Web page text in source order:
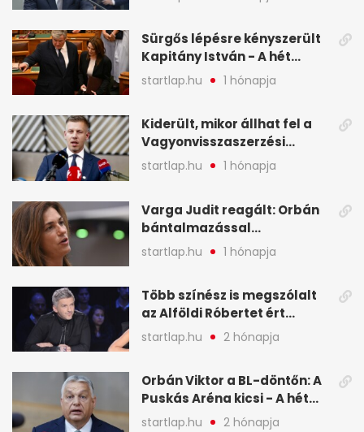
legfontosabb hírei
Sürgős lépésre kényszerült
Kapitány István - A hét
legfontosabb hírei
képekben
startlap.hu 1 hónapja
Kiderült, mikor állhat fel a
Vagyonvisszaszerzési
Hivatal - A hét legfontosabb
hírei képekben
startlap.hu 1 hónapja
Varga Judit reagált: Orbán
bántalmazással
kapcsolatban emlegette - A
hét legfontosabb hírei
startlap.hu 1 hónapja
Több színész is megszólalt
az Alföldi Róbertet ért
vádakról - A hét
legfontosabb hírei
startlap.hu 2 hónapja
Orbán Viktor a BL-döntőn: A
Puskás Aréna kicsi - A hét
legfontosabb hírei képeken
startlap.hu 2 hónapja